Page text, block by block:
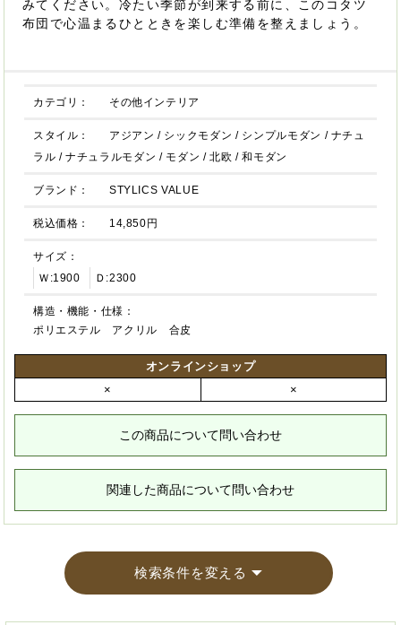
みてください。冷たい季節が到来する前に、このコタツ
布団で心温まるひとときを楽しむ準備を整えましょう。
カテゴリ： その他インテリア
スタイル： アジアン / シックモダン / シンプルモダン / ナチュ
ラル /ナチュラルモダン / モダン /北欧 /和モダン
ブランド： STYLICS VALUE
税込価格： 14,850円
サイズ：
Ｗ:1900
Ｄ:2300
構造・機能・仕様：
ポリエステル アクリル 合皮
オンラインショップ
×
×
この商品について問い合わせ
関連した商品について問い合わせ
検索条件を変える